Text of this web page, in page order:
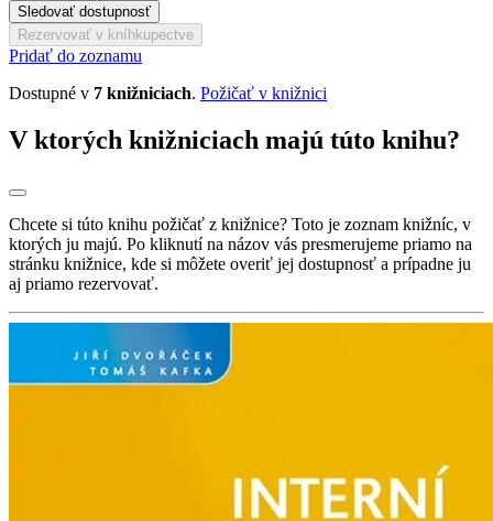
Sledovať dostupnosť
Rezervovať v kníhkupectve
Pridať do zoznamu
Dostupné v 7 knižniciach. Požičať v knižnici
V ktorých knižniciach majú túto knihu?
Chcete si túto knihu požičať z knižnice? Toto je zoznam knižníc, v
ktorých ju majú. Po kliknutí na názov vás presmerujeme priamo na
stránku knižnice, kde si môžete overiť jej dostupnosť a prípadne ju
aj priamo rezervovať.